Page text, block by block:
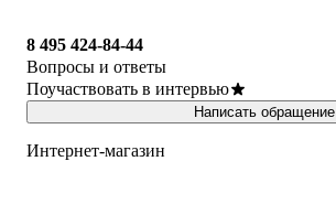
8 495 424-84-44
Вопросы и ответы
Поучаствовать в интервью
Написать обращение
Интернет-магазин